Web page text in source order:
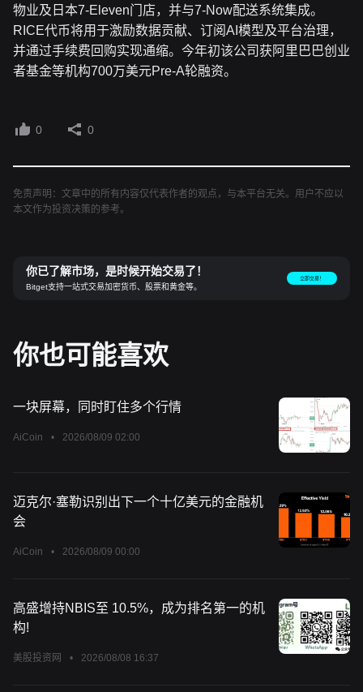
物业及日本7-Eleven门店，并与7-Now配送系统集成。
RICE代币将用于激励数据贡献、订阅AI模型及平台治理，
并通过手续费回购实现通缩。今年初该公司获阿里巴巴创业
者基金等机构700万美元Pre-A轮融资。
0 0
免责声明：文章中的所有内容仅代表作者的观点，与本平台无关。用户不应以
本文作为投资决策的参考。
你已了解市场，是时候开始交易了！
Bitget支持一站式交易加密货币、股票和黄金等。
立即交易！
你也可能喜欢
一块屏幕，同时盯住多个行情
AiCoin • 2026/08/09 02:00
迈克尔·塞勒识别出下一个十亿美元的金融机
会
AiCoin • 2026/08/09 00:00
高盛增持NBIS至 10.5%，成为排名第一的机
构!
美股投资网 • 2026/08/08 16:37